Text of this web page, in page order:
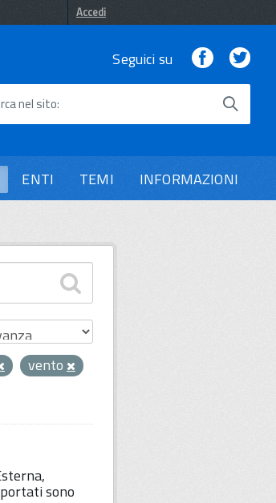
Accedi
Seguici su Facebook
nel sito
ENTI TEMI INFORMAZIONI
vento
sono